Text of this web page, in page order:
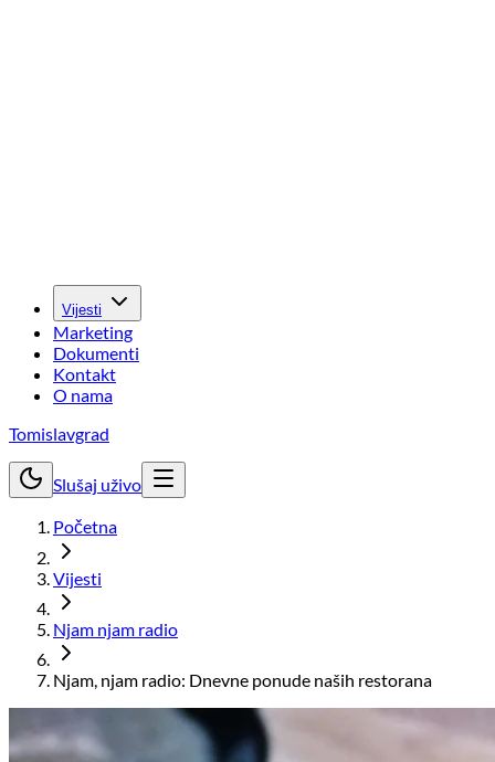
Vijesti
Marketing
Dokumenti
Kontakt
O nama
Tomislavgrad
Slušaj uživo
Početna
Vijesti
Njam njam radio
Njam, njam radio: Dnevne ponude naših restorana